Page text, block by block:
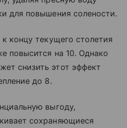
для повышения солености.
концу текущего столетия
повысится на 10. Однако
снизить этот эффект
до 8.
выгоду,
сохраняющиеся